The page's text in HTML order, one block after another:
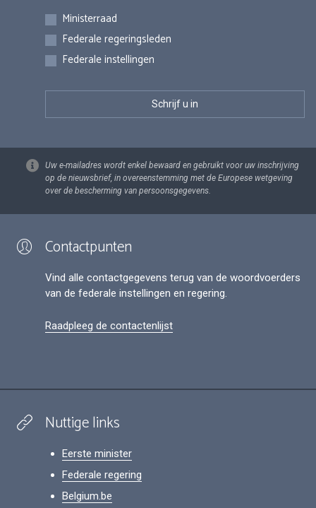
Inschrijvingen
Ministerraad
Federale regeringsleden
Federale instellingen
Uw e-mailadres wordt enkel bewaard en gebruikt voor uw inschrijving
op de nieuwsbrief, in overeenstemming met de Europese wetgeving
over de bescherming van persoonsgegevens.
Contactpunten
Vind alle contactgegevens terug van de woordvoerders
van de federale instellingen en regering.
Raadpleeg de contactenlijst
Nuttige links
Eerste minister
Federale regering
Belgium.be